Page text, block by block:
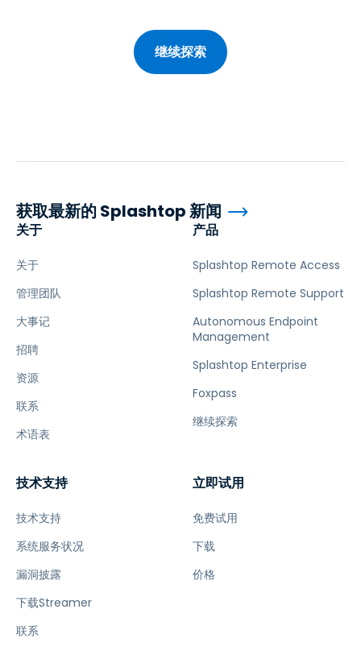
继续探索
关于
关于
管理团队
大事记
招聘
资源
联系
术语表
产品
Splashtop Remote Access
Splashtop Remote Support
Autonomous Endpoint
Management
Splashtop Enterprise
Foxpass
继续探索
技术支持
技术支持
系统服务状况
漏洞披露
下载Streamer
联系
立即试用
免费试用
下载
价格
获取最新的 Splashtop 新闻